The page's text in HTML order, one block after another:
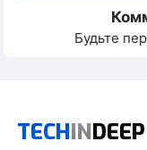
Будьте
TECHINDEEP